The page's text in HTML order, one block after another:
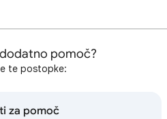
pomoč?
te postopke:
za pomoč